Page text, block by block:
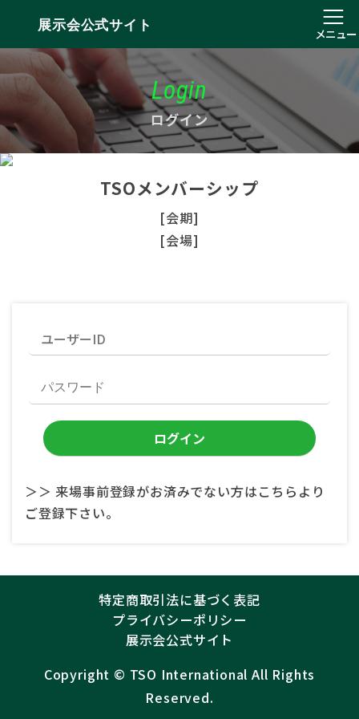
展示会公式サイト
メニュー
Login
ログイン
TSOメンバーシップ
[会期]
[会場]
＞＞ 来場事前登録がお済みでない方はこちらより
ご登録下さい。
特定商取引法に基づく表記
プライバシーポリシー
展示会公式サイト
Copyright ©︎ TSO International All Rights
Reserved.